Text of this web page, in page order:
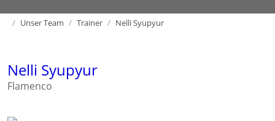
HomeUnser Team Trainer Nelli Syupyur
Nelli Syupyur
Flamenco